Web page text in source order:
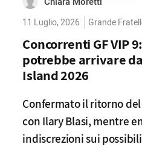
11 Luglio, 2026 Grande
Concorrenti GF VIP
potrebbe arrivare
Island 2026
Confermato il ritorno
con Ilary Blasi, mentre
indiscrezioni sui